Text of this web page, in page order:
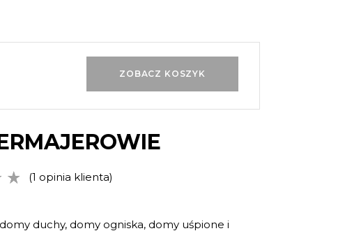
ZOBACZ KOSZYK
Oceniony
1
(1 opinia klienta)
duchy, domy ogniska, domy uśpione i